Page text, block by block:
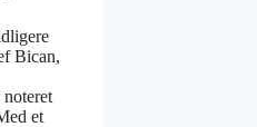
Bican,
noteret
et